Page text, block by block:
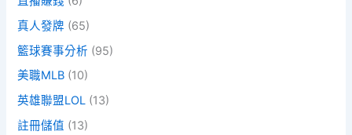
真人發牌 (65)
籃球賽事分析 (95)
美職MLB (10)
英雄聯盟LOL (13)
註冊儲值 (13)